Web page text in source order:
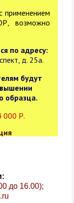
применением
возможно
по адресу:
д. 25а.
будут
образца.
Р.
до 16.00);